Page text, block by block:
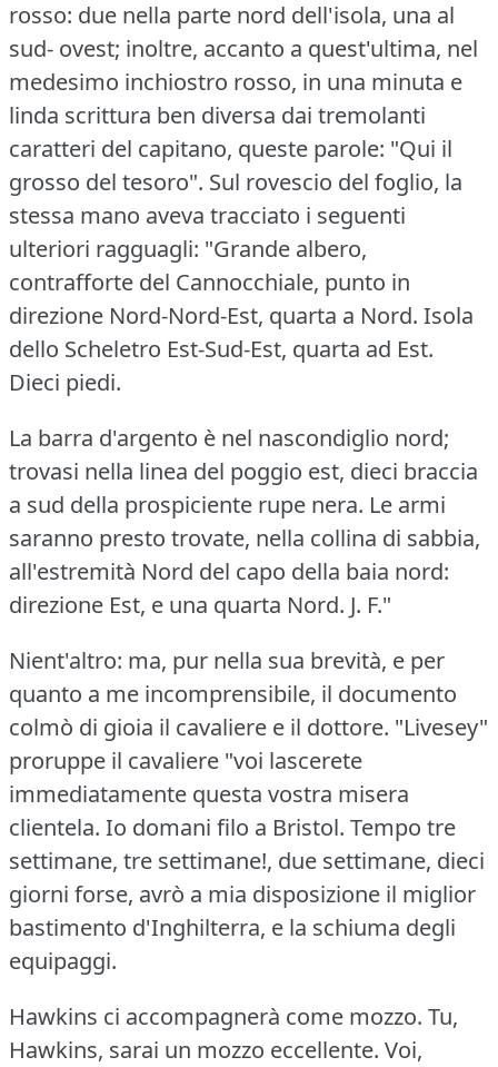
rosso: due nella parte nord dell'isola, una al
sud- ovest; inoltre, accanto a quest'ultima, nel
medesimo inchiostro rosso, in una minuta e
linda scrittura ben diversa dai tremolanti
caratteri del capitano, queste parole: "Qui il
grosso del tesoro". Sul rovescio del foglio, la
stessa mano aveva tracciato i seguenti
ulteriori ragguagli: "Grande albero,
contrafforte del Cannocchiale, punto in
direzione Nord-Nord-Est, quarta a Nord. Isola
dello Scheletro Est-Sud-Est, quarta ad Est.
Dieci piedi.
La barra d'argento è nel nascondiglio nord;
trovasi nella linea del poggio est, dieci braccia
a sud della prospiciente rupe nera. Le armi
saranno presto trovate, nella collina di sabbia,
all'estremità Nord del capo della baia nord:
direzione Est, e una quarta Nord. J. F."
Nient'altro: ma, pur nella sua brevità, e per
quanto a me incomprensibile, il documento
colmò di gioia il cavaliere e il dottore. "Livesey"
proruppe il cavaliere "voi lascerete
immediatamente questa vostra misera
clientela. Io domani filo a Bristol. Tempo tre
settimane, tre settimane!, due settimane, dieci
giorni forse, avrò a mia disposizione il miglior
bastimento d'Inghilterra, e la schiuma degli
equipaggi.
Hawkins ci accompagnerà come mozzo. Tu,
Hawkins, sarai un mozzo eccellente. Voi,